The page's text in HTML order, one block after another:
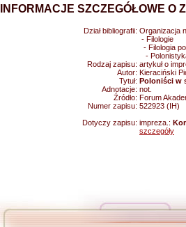
INFORMACJE SZCZEGÓŁOWE O
Dział bibliografii: Organizacja
- Filologie
- Filologia
-
Rodzaj zapisu: artykuł o
Autor: Kieraciński
Tytuł: Poloniści w
Adnotacje: not.
Źródło: Forum
Numer zapisu: 522923 (IH)
Dotyczy zapisu: impreza.:
szczegóły